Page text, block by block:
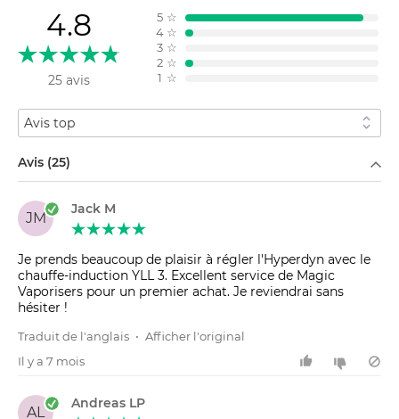
4.8
25 avis
5 ☆
4 ☆
3 ☆
2 ☆
1 ☆
Trier par
Avis (25)
JM
Jack M
Je prends beaucoup de plaisir à régler l'Hyperdyn avec le
chauffe-induction YLL 3. Excellent service de Magic
Vaporisers pour un premier achat. Je reviendrai sans
hésiter !
Traduit de l'anglais • Afficher l'original
Il y a 7 mois
AL
Andreas LP